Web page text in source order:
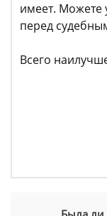
имеет. Можете
перед
Всего